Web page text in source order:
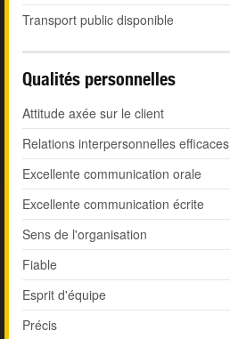
Transport public disponible
Qualités personnelles
Attitude axée sur le client
Relations interpersonnelles efficaces
Excellente communication orale
Excellente communication écrite
Sens de l'organisation
Fiable
Esprit d'équipe
Précis